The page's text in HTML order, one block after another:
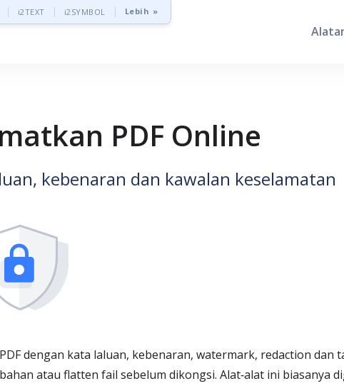
i2TEXT i2SYMBOL Lebih »
PDF Online
kebenaran dan kawalan keselamatan
dengan kata laluan, kebenaran, watermark, redaction dan
atau flatten fail sebelum dikongsi. Alat‑alat ini biasanya